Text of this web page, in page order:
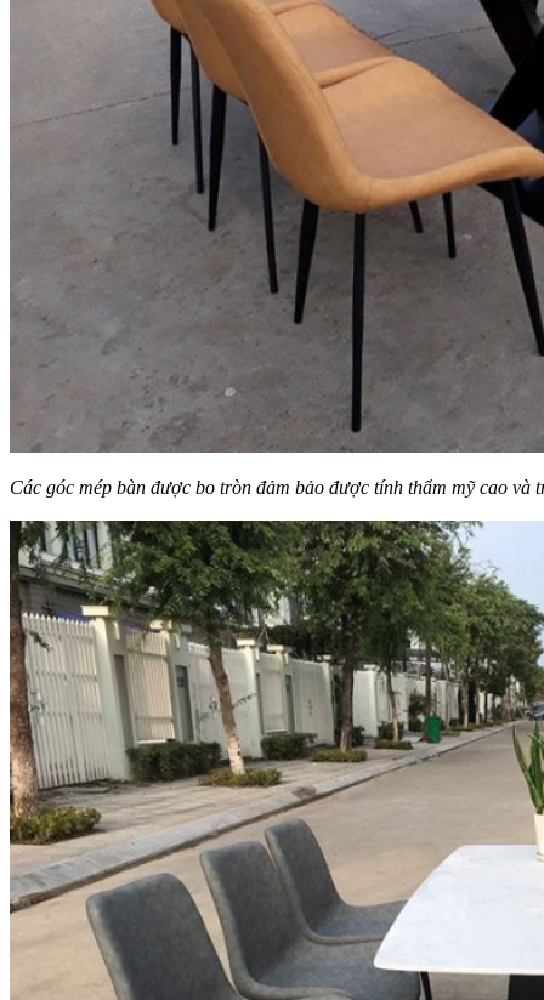
Các góc mép bàn được bo tròn đảm bảo được tính thẩm mỹ cao và